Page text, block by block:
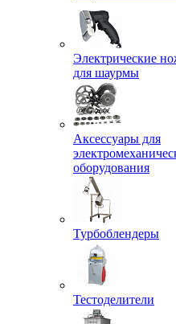
Электрические
для шаурмы
Аксессуары для
оборудования
Турбоблендеры
Тестоделители